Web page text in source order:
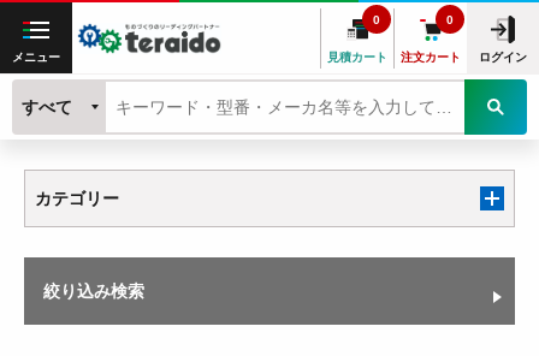
メニュー 見積カート
0
注文カート
0
ログイン
すべて
カテゴリー
絞り込み検索